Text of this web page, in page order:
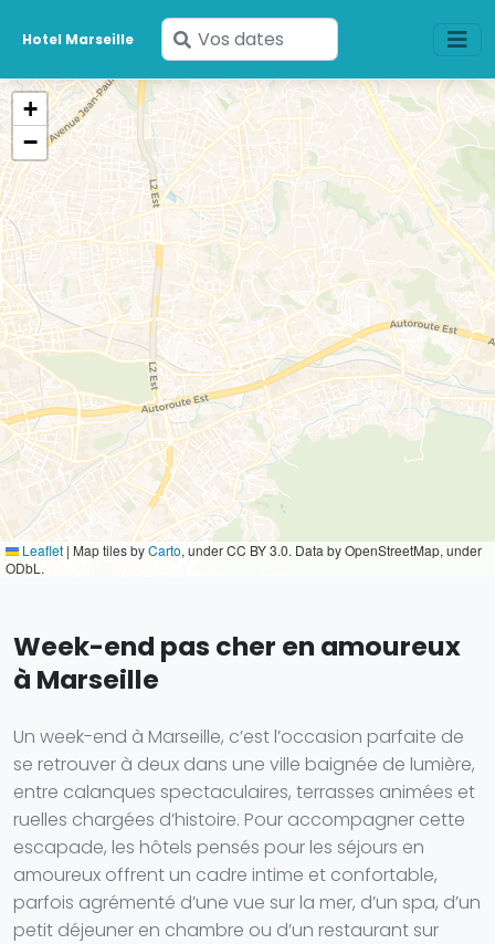
Hotel Marseille
Saisissez
vos
dates
+
−
Leaflet | Map tiles byCarto, under CC BY 3.0. Data by OpenStreetMap, under
ODbL.
Week-end pas cher en amoureux
à Marseille
Un week-end à Marseille, c’est l’occasion parfaite de
se retrouver à deux dans une ville baignée de lumière,
entre calanques spectaculaires, terrasses animées et
ruelles chargées d’histoire. Pour accompagner cette
escapade, les hôtels pensés pour les séjours en
amoureux offrent un cadre intime et confortable,
parfois agrémenté d’une vue sur la mer, d’un spa, d’un
petit déjeuner en chambre ou d’un restaurant sur